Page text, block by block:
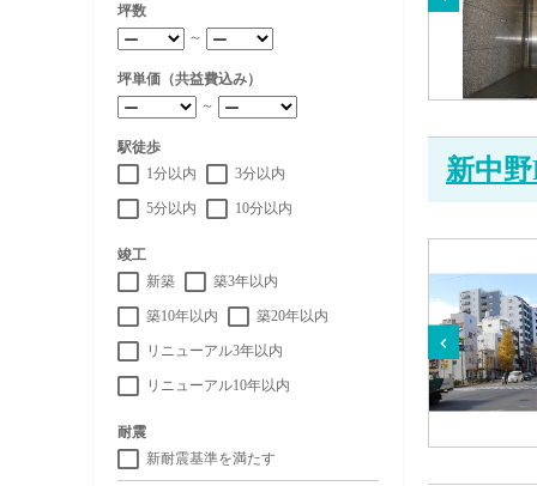
坪数
～
坪単価（共益費込み）
～
駅徒歩
1分以内
3分以内
5分以内 10分以内
竣工
新築
築3年以内
築10年以内 築20年以内
リニューアル3年以内
リニューアル10年以内
耐震
新耐震基準を満たす
新中